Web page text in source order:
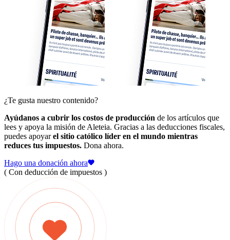
¿Te gusta nuestro contenido?
Ayúdanos a cubrir los costos de producción de los artículos que
lees y apoya la misión de Aleteia. Gracias a las deducciones fiscales,
puedes apoyarel sitio católico líder en el mundo mientras
reduces tus impuestos. Dona ahora.
Hago una donación ahora
( Con deducción de impuestos )